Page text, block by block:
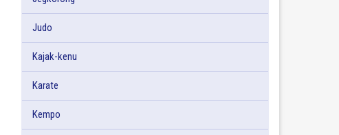
Judo
Kajak-kenu
Karate
Kempo